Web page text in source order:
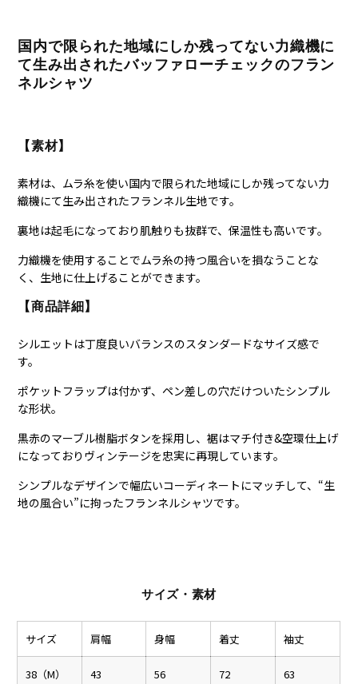
国内で限られた地域にしか残ってない力織機に
て生み出されたバッファローチェックのフラン
ネルシャツ
【素材】
素材は、ムラ糸を使い国内で限られた地域にしか残ってない力
織機にて生み出されたフランネル生地です。
裏地は起毛になっており肌触りも抜群で、保温性も高いです。
力織機を使用することでムラ糸の持つ風合いを損なうことな
く、生地に仕上げることができます。
【商品詳細】
シルエットは丁度良いバランスのスタンダードなサイズ感で
す。
ポケットフラップは付かず、ペン差しの穴だけついたシンプル
な形状。
黒赤のマーブル樹脂ボタンを採用し、裾はマチ付き&空環仕上げ
になっておりヴィンテージを忠実に再現しています。
シンプルなデザインで幅広いコーディネートにマッチして、“生
地の風合い”に拘ったフランネルシャツです。
サイズ・素材
サイズ 肩幅 身幅 着丈 袖丈
38（M） 43 56 72 63